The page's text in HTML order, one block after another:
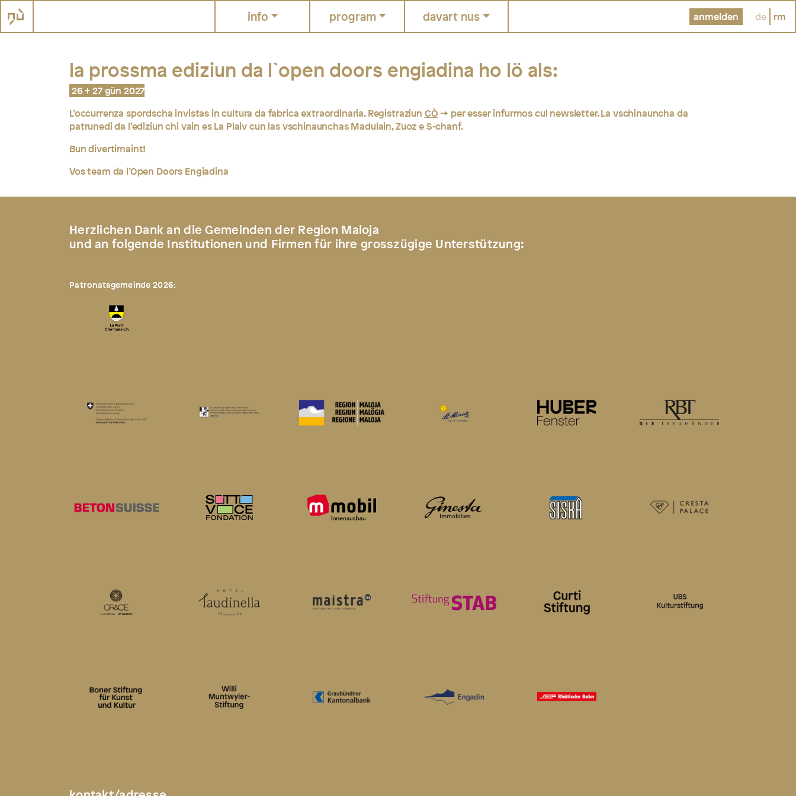
info program davart nus anmelden de rm
la prossma ediziun da l`open doors engiadina ho lö als:
26 + 27 gün 2027
L’occurrenza spordscha invistas in cultura da fabrica extraordinaria. Registraziun CÒ
per esser infurmos cul newsletter. La vschinauncha da
patrunedi da l’ediziun chi vain es La Plaiv cun las vschinaunchas Madulain, Zuoz e S-chanf.
Bun divertimaint!
Vos team da l’Open Doors Engiadina
Herzlichen Dank an die Gemeinden der Region Maloja
und an folgende Institutionen und Firmen für ihre grosszügige Unterstützung:
Patronatsgemeinde 2026: